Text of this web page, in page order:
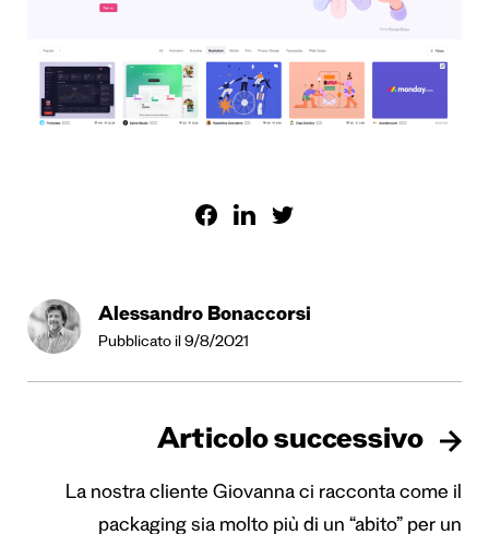
Alessandro Bonaccorsi
Pubblicato il 9/8/2021
Articolo successivo
La nostra cliente Giovanna ci racconta come il
packaging sia molto più di un “abito” per un